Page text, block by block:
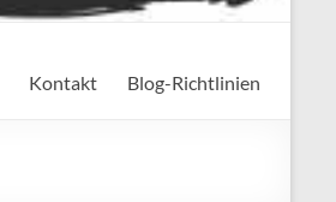
Kontakt Blog-Richtlinien